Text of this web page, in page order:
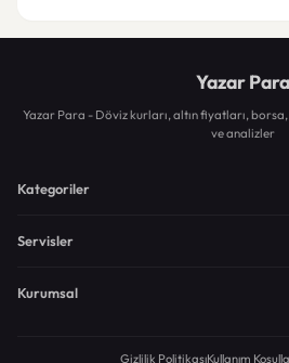
Yazar Para
Yazar Para - Döviz kurları, altın fiyatları,
ve analizler
Kategoriler
Servisler
Kurumsal
Gizlilik PolitikasıKullanım